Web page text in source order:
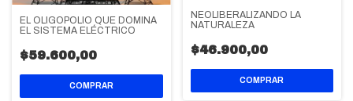
EL OLIGOPOLIO QUE DOMINA
EL SISTEMA ELÉCTRICO
$59.600,00
NEOLIBERALIZANDO LA
NATURALEZA
$46.900,00